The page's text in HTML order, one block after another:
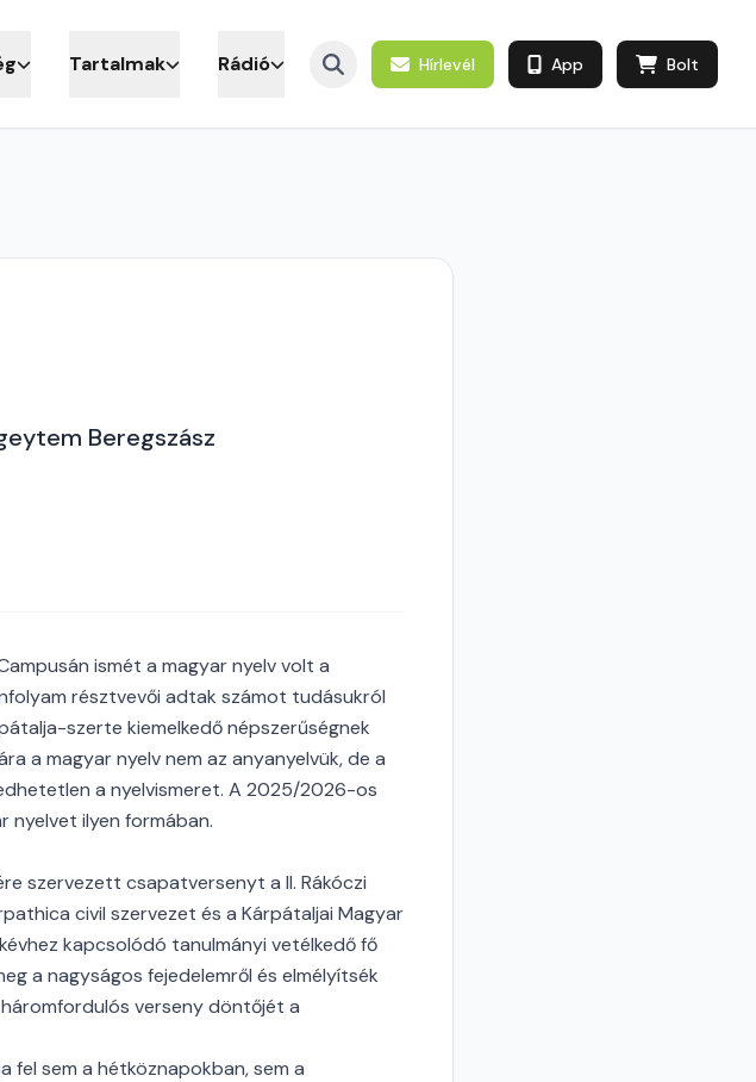
Tartalmak Rádió Hírlevél App Bolt
Beregszász
ismét a magyar nyelv volt a
résztvevői adtak számot tudásukról
szerte kiemelkedő népszerűségnek
a magyar nyelv nem az anyanyelvük, de a
a nyelvismeret. A 2025/2026-os
nyelvet ilyen formában.
szervezett csapatversenyt a II. Rákóczi
civil szervezet és a Kárpátaljai Magyar
kapcsolódó tanulmányi vetélkedő fő
a nagyságos fejedelemről és elmélyítsék
verseny döntőjét a
fel sem a hétköznapokban, sem a